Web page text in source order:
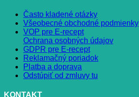
Často kladené otázky
Všeobecné obchodné podmienky
VOP pre E-recept
Ochrana osobných údajov
GDPR pre E-recept
Reklamačný poriadok
Platba a doprava
Odstúpiť od zmluvy tu
KONTAKT